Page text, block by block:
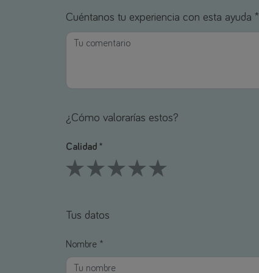
Cuéntanos tu experiencia con esta ayuda *
¿Cómo valorarías estos?
Calidad *
Tus datos
Nombre *